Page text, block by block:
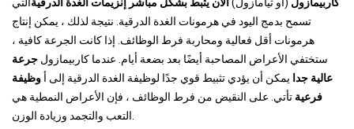
تسمح بدمج اليود في هرمونات الغدة الدرقية. نتيجة لذلك ، يمكن إنتاج
هرمونات أقل فعالية ومحاربة فرط الوظائف. إذا كانت الجرعة كافية ،
ستختفي الأعراض المصاحبة أيضًا بعد بضعة أيام. عندما كاربيمازول جرعة
عالية جدا يمكن أن يؤدي تثبيط قوي جدًا لوظيفة الغدة الدرقية إلى أ وظيفة
فرعية تأتي. على النقيض من فرط الوظائف ، فإن الأعراض النمطية هي